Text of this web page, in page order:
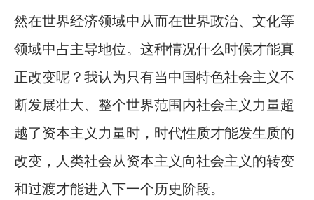
然在世界经济领域中从而在世界政治、文化等
领域中占主导地位。这种情况什么时候才能真
正改变呢？我认为只有当中国特色社会主义不
断发展壮大、整个世界范围内社会主义力量超
越了资本主义力量时，时代性质才能发生质的
改变，人类社会从资本主义向社会主义的转变
和过渡才能进入下一个历史阶段。